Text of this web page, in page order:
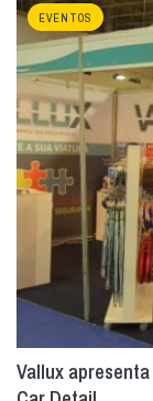
EVENTOS
Vallux